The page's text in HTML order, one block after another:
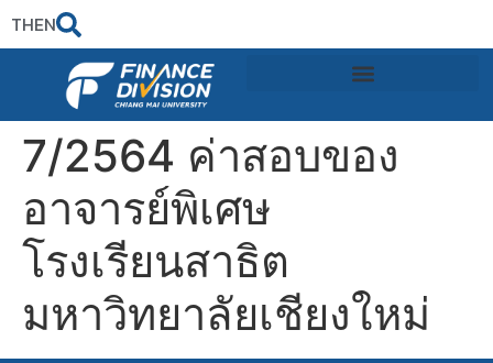
THEN
7/2564 ค่าสอบของ
อาจารย์พิเศษ
โรงเรียนสาธิต
มหาวิทยาลัยเชียงใหม่